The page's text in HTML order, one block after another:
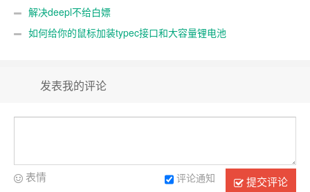
正”解决办法
解决deepl不给白嫖
如何给你的鼠标加装typec接口和大容量锂电池
发表我的评论
提交评论
评论通知
表情